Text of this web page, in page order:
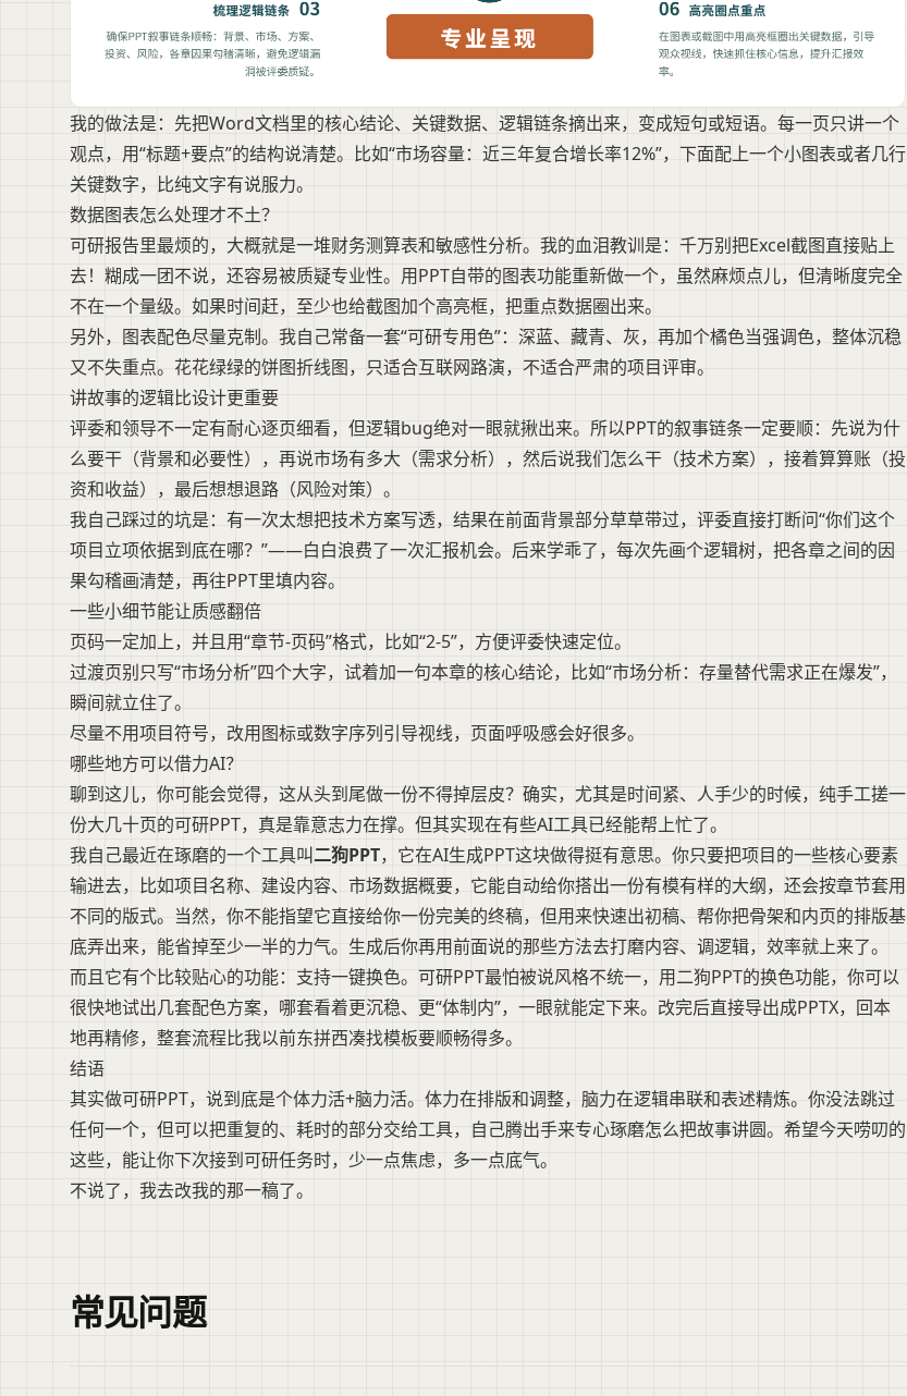
我的做法是：先把Word文档里的核心结论、关键数据、逻辑链条摘出来，变成短句或短语。每一页只讲一个
观点，用“标题+要点”的结构说清楚。比如“市场容量：近三年复合增长率12%”，下面配上一个小图表或者几行
关键数字，比纯文字有说服力。
数据图表怎么处理才不土？
可研报告里最烦的，大概就是一堆财务测算表和敏感性分析。我的血泪教训是：千万别把Excel截图直接贴上
去！糊成一团不说，还容易被质疑专业性。用PPT自带的图表功能重新做一个，虽然麻烦点儿，但清晰度完全
不在一个量级。如果时间赶，至少也给截图加个高亮框，把重点数据圈出来。
另外，图表配色尽量克制。我自己常备一套“可研专用色”：深蓝、藏青、灰，再加个橘色当强调色，整体沉稳
又不失重点。花花绿绿的饼图折线图，只适合互联网路演，不适合严肃的项目评审。
讲故事的逻辑比设计更重要
评委和领导不一定有耐心逐页细看，但逻辑bug绝对一眼就揪出来。所以PPT的叙事链条一定要顺：先说为什
么要干（背景和必要性），再说市场有多大（需求分析），然后说我们怎么干（技术方案），接着算算账（投
资和收益），最后想想退路（风险对策）。
我自己踩过的坑是：有一次太想把技术方案写透，结果在前面背景部分草草带过，评委直接打断问“你们这个
项目立项依据到底在哪？”——白白浪费了一次汇报机会。后来学乖了，每次先画个逻辑树，把各章之间的因
果勾稽画清楚，再往PPT里填内容。
一些小细节能让质感翻倍
页码一定加上，并且用“章节-页码”格式，比如“2-5”，方便评委快速定位。
过渡页别只写“市场分析”四个大字，试着加一句本章的核心结论，比如“市场分析：存量替代需求正在爆发”，
瞬间就立住了。
尽量不用项目符号，改用图标或数字序列引导视线，页面呼吸感会好很多。
哪些地方可以借力AI？
聊到这儿，你可能会觉得，这从头到尾做一份不得掉层皮？确实，尤其是时间紧、人手少的时候，纯手工搓一
份大几十页的可研PPT，真是靠意志力在撑。但其实现在有些AI工具已经能帮上忙了。
我自己最近在琢磨的一个工具叫二狗PPT，它在AI生成PPT这块做得挺有意思。你只要把项目的一些核心要素
输进去，比如项目名称、建设内容、市场数据概要，它能自动给你搭出一份有模有样的大纲，还会按章节套用
不同的版式。当然，你不能指望它直接给你一份完美的终稿，但用来快速出初稿、帮你把骨架和内页的排版基
底弄出来，能省掉至少一半的力气。生成后你再用前面说的那些方法去打磨内容、调逻辑，效率就上来了。
而且它有个比较贴心的功能：支持一键换色。可研PPT最怕被说风格不统一，用二狗PPT的换色功能，你可以
很快地试出几套配色方案，哪套看着更沉稳、更“体制内”，一眼就能定下来。改完后直接导出成PPTX，回本
地再精修，整套流程比我以前东拼西凑找模板要顺畅得多。
结语
其实做可研PPT，说到底是个体力活+脑力活。体力在排版和调整，脑力在逻辑串联和表述精炼。你没法跳过
任何一个，但可以把重复的、耗时的部分交给工具，自己腾出手来专心琢磨怎么把故事讲圆。希望今天唠叨的
这些，能让你下次接到可研任务时，少一点焦虑，多一点底气。
不说了，我去改我的那一稿了。
常见问题